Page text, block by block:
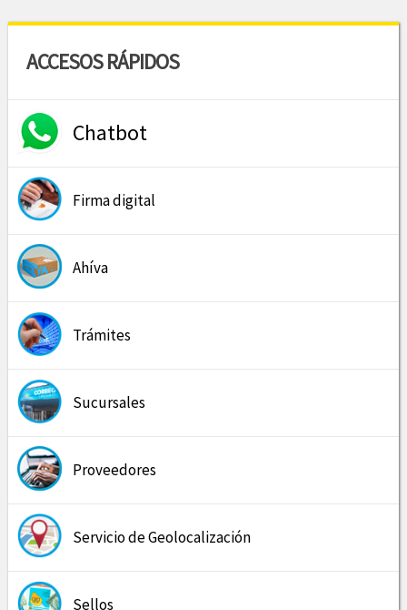
ACCESOS RÁPIDOS
Chatbot
Firma digital
Ahíva
Trámites
Sucursales
Proveedores
Servicio de Geolocalización
Sellos